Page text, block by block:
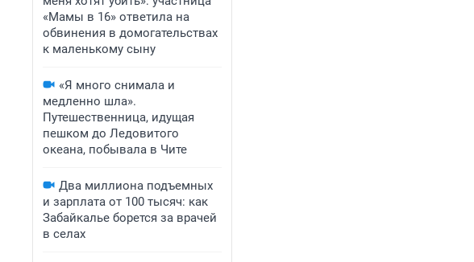
«Мамы в 16» ответила на
обвинения в домогательствах
к маленькому сыну
«Я много снимала и
медленно шла».
Путешественница, идущая
пешком до Ледовитого
океана, побывала в Чите
Два миллиона подъемных
и зарплата от 100 тысяч: как
Забайкалье борется за врачей
в селах